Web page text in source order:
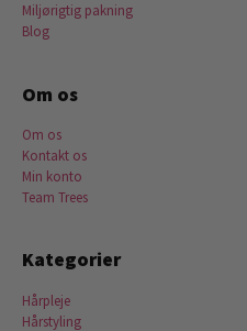
Miljørigtig pakning
Blog
Om os
Om os
Kontakt os
Min konto
Team Trees
Kategorier
Hårpleje
Hårstyling